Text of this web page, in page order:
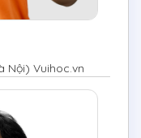
Nội) Vuihoc.vn